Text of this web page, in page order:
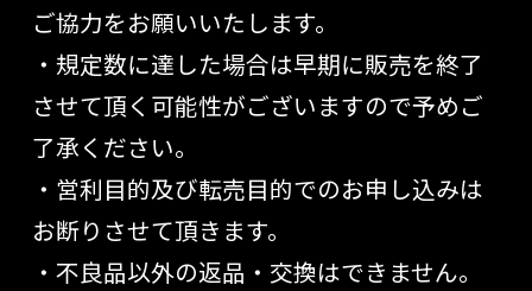
ご協力をお願いいたします。
・規定数に達した場合は早期に販売を終了
させて頂く可能性がございますので予めご
了承ください。
・営利目的及び転売目的でのお申し込みは
お断りさせて頂きます。
・不良品以外の返品・交換はできません。